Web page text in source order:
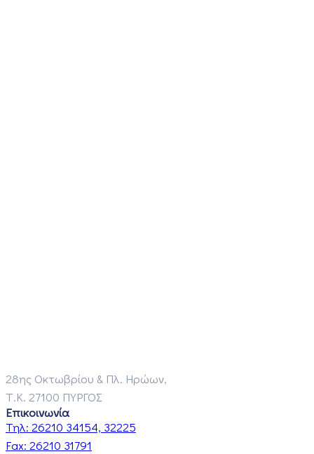
28ης Οκτωβρίου & Πλ. Ηρώων,
Τ.Κ. 27100 ΠΥΡΓΟΣ
Επικοινωνία
Τηλ: 26210 34154, 32225
Fax: 26210 31791